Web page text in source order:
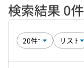
検索結果 0件